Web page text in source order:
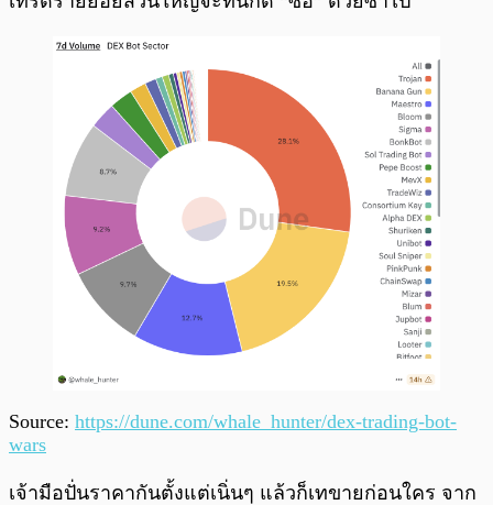
Source: https://dune.com/whale_hunter/dex-trading-bot-
wars
เจ้ามือปั่นราคากันตั้งแต่เนิ่นๆ แล้วก็เทขายก่อนใคร จาก